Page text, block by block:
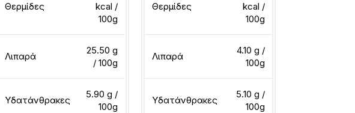
Θερμίδες
kcal /
100g
Λιπαρά
25.50 g
/ 100g
Υδατάνθρακες
5.90 g /
100g
Θερμίδες
kcal /
100g
Λιπαρά
4.10 g /
100g
Υδατάνθρακες
5.10 g /
100g